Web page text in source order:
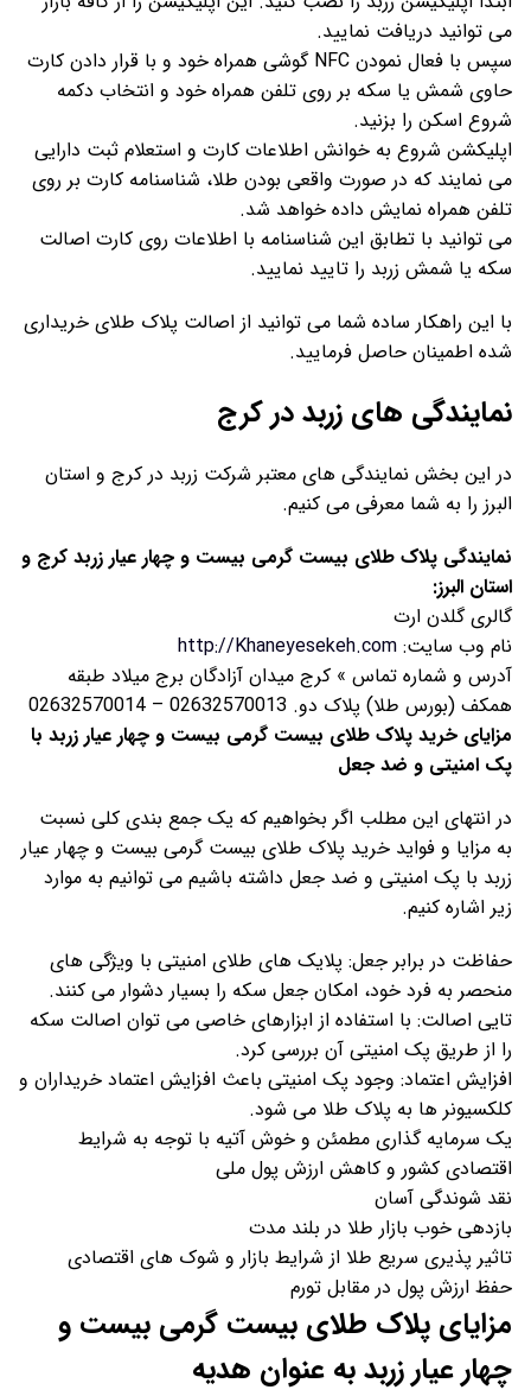
می توانید دریافت نمایید.
سپس با فعال نمودن NFC گوشی همراه خود و با قرار دادن کارت
حاوی شمش یا سکه بر روی تلفن همراه خود و انتخاب دکمه
شروع اسکن را بزنید.
اپلیکشن شروع به خوانش اطلاعات کارت و استعلام ثبت دارایی
می نمایند که در صورت واقعی بودن طلا، شناسنامه کارت بر روی
تلفن همراه نمایش داده خواهد شد.
می توانید با تطابق این شناسنامه با اطلاعات روی کارت اصالت
سکه یا شمش زربد را تایید نمایید.
با این راهکار ساده شما می توانید از اصالت پلاک طلای خریداری
شده اطمینان حاصل فرمایید.
نمایندگی های زربد در کرج
در این بخش نمایندگی های معتبر شرکت زربد در کرج و استان
البرز را به شما معرفی می کنیم.
نمایندگی پلاک طلای بیست گرمی بیست و چهار عیار زربد کرج و
استان البرز:
گالری گلدن ارت
نام وب سایت: http://Khaneyesekeh.com
آدرس و شماره تماس » کرج میدان آزادگان برج میلاد طبقه
همکف (بورس طلا) پلاک دو. 02632570013 – 02632570014
مزایای خرید پلاک طلای بیست گرمی بیست و چهار عیار زربد با
پک امنیتی و ضد جعل
در انتهای این مطلب اگر بخواهیم که یک جمع بندی کلی نسبت
به مزایا و فواید خرید پلاک طلای بیست گرمی بیست و چهار عیار
زربد با پک امنیتی و ضد جعل داشته باشیم می توانیم به موارد
زیر اشاره کنیم.
حفاظت در برابر جعل: پلایک های طلای امنیتی با ویژگی ‌های
منحصر به فرد خود، امکان جعل سکه را بسیار دشوار می‌ کنند.
تایی اصالت: با استفاده از ابزارهای خاصی می ‌توان اصالت سکه
را از طریق پک امنیتی آن بررسی کرد.
افزایش اعتماد: وجود پک امنیتی باعث افزایش اعتماد خریداران و
کلکسیونر ها به پلاک طلا می شود.
یک سرمایه گذاری مطمئن و خوش آتیه با توجه به شرایط
اقتصادی کشور و کاهش ارزش پول ملی
نقد شوندگی آسان
بازدهی خوب بازار طلا در بلند مدت
تاثیر پذیری سریع طلا از شرایط بازار و شوک های اقتصادی
حفظ ارزش پول در مقابل تورم
مزایای پلاک طلای بیست گرمی بیست و
چهار عیار زربد به عنوان هدیه